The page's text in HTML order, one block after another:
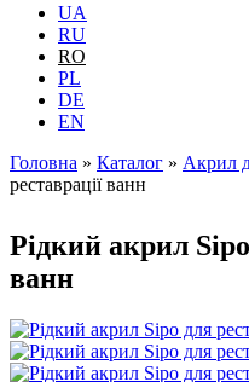
UA
RU
RO
PL
DE
EN
Eşti aici
Головна » Каталог » Акрил
реставрації ванн
Рідкий акрил
ванн